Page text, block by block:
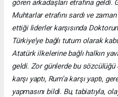
gören arkadaşları etrafına geldi.
Muhtarlar etrafını sardı ve
ettiği liderler karşısında
Türkiye’ye bağlı tutum olarak
Atatürk ilkelerine bağlı halkın
geldi. Zor günlerde bu sözcülüğü
karşı yaptı, Rum’a karşı yaptı,
yapmasını bildi. Bu, tabiatıyla,